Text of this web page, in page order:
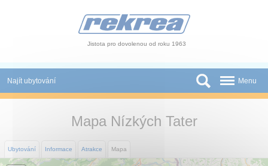
Jistota pro dovolenou od roku 1963
Najít ubytování
Autobusové zájezdy
Menu
Mapa Nízkých Tater
Ubytování Informace Atrakce Mapa